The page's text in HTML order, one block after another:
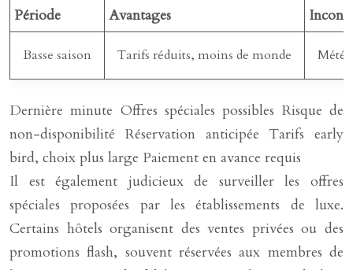
Période Avantages
Basse saison Tarifs réduits, moins de monde Météo
Dernière minute Offres spéciales possibles Risque de
non-disponibilité Réservation anticipée Tarifs early
bird, choix plus large Paiement en avance requis
Il est également judicieux de surveiller les offres
spéciales proposées par les établissements de luxe.
Certains hôtels organisent des ventes privées ou des
promotions flash, souvent réservées aux membres de